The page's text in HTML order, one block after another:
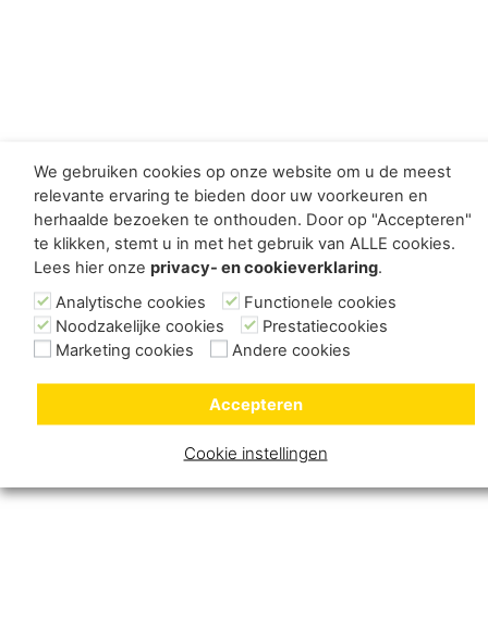
We gebruiken cookies op onze website om u de meest
relevante ervaring te bieden door uw voorkeuren en
herhaalde bezoeken te onthouden. Door op "Accepteren"
te klikken, stemt u in met het gebruik van ALLE cookies.
Lees hier onze privacy- en cookieverklaring.
Analytische cookies
Functionele cookies
Noodzakelijke cookies
Prestatiecookies
Marketing cookies
Andere cookies
Cookie instellingen
Accepteren